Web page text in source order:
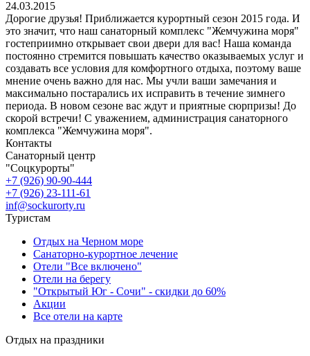
24.03.2015
Дорогие друзья! Приближается курортный сезон 2015 года. И
это значит, что наш санаторный комплекс "Жемчужина моря"
гостеприимно открывает свои двери для вас! Наша команда
постоянно стремится повышать качество оказываемых услуг и
создавать все условия для комфортного отдыха, поэтому ваше
мнение очень важно для нас. Мы учли ваши замечания и
максимально постарались их исправить в течение зимнего
периода. В новом сезоне вас ждут и приятные сюрпризы! До
скорой встречи! С уважением, администрация санаторного
комплекса "Жемчужина моря".
Контакты
Санаторный центр
"Соцкурорты"
+7 (926) 90-90-444
+7 (926) 23-111-61
inf@sockurorty.ru
Туристам
Отдых на Черном море
Санаторно-курортное лечение
Отели "Все включено"
Отели на берегу
"Открытый Юг - Сочи" - скидки до 60%
Акции
Все отели на карте
Отдых на праздники